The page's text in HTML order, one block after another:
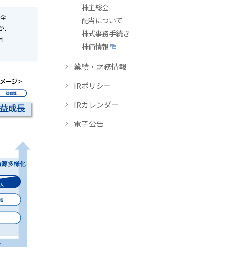
株主総会
配当について
株式事務手続き
株価情報
業績・財務情報
IRポリシー
IRカレンダー
電子公告